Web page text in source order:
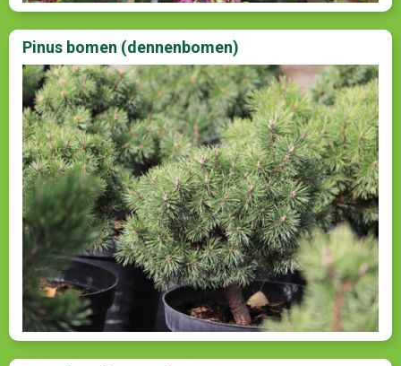
Pinus bomen (dennenbomen)